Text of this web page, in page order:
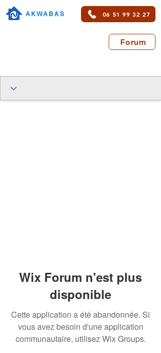
AKWABAS 06 51 99 32 27
Forum
Wix Forum n'est plus
disponible
Cette application a été abandonnée. Si
vous avez besoin d'une application
communautaire, utilisez Wix Groups.